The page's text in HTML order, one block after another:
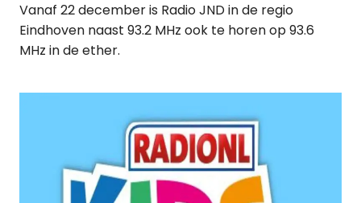
Vanaf 22 december is Radio JND in de regio
Eindhoven naast 93.2 MHz ook te horen op 93.6
MHz in de ether.